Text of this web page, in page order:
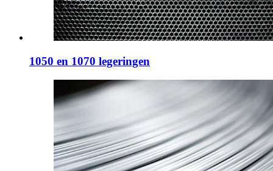
1050 en 1070 legeringen